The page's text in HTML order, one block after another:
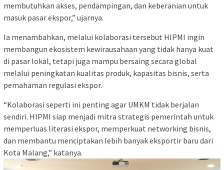
membutuhkan akses, pendampingan, dan keberanian untuk
masuk pasar ekspor,” ujarnya.
Ia menambahkan, melalui kolaborasi tersebut HIPMI ingin
membangun ekosistem kewirausahaan yang tidak hanya kuat
di pasar lokal, tetapi juga mampu bersaing secara global
melalui peningkatan kualitas produk, kapasitas bisnis, serta
pemahaman regulasi ekspor.
“Kolaborasi seperti ini penting agar UMKM tidak berjalan
sendiri. HIPMI siap menjadi mitra strategis pemerintah untuk
memperluas literasi ekspor, memperkuat networking bisnis,
dan membantu menciptakan lebih banyak eksportir baru dari
Kota Malang,” katanya.